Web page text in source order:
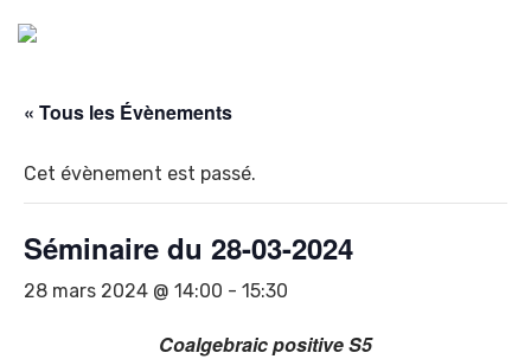
« Tous les Évènements
Cet évènement est passé.
Séminaire du 28-03-2024
28 mars 2024 @ 14:00 - 15:30
CoalgebraicpositiveS5